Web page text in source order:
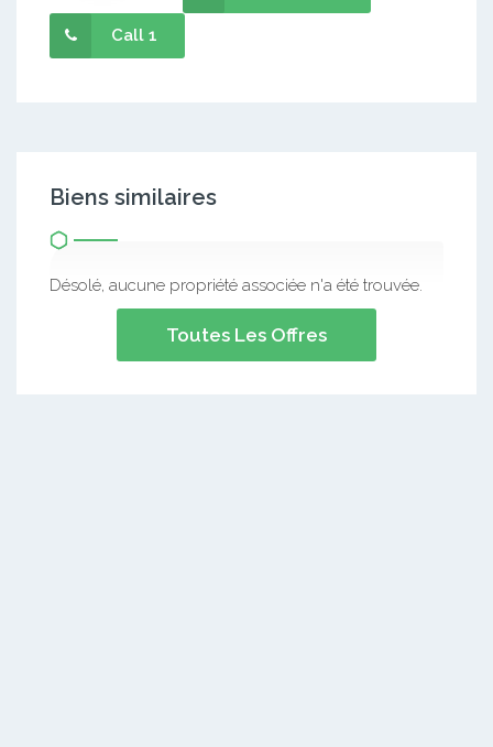
Call 1
Biens similaires
Désolé, aucune propriété associée n'a été trouvée.
Toutes Les Offres